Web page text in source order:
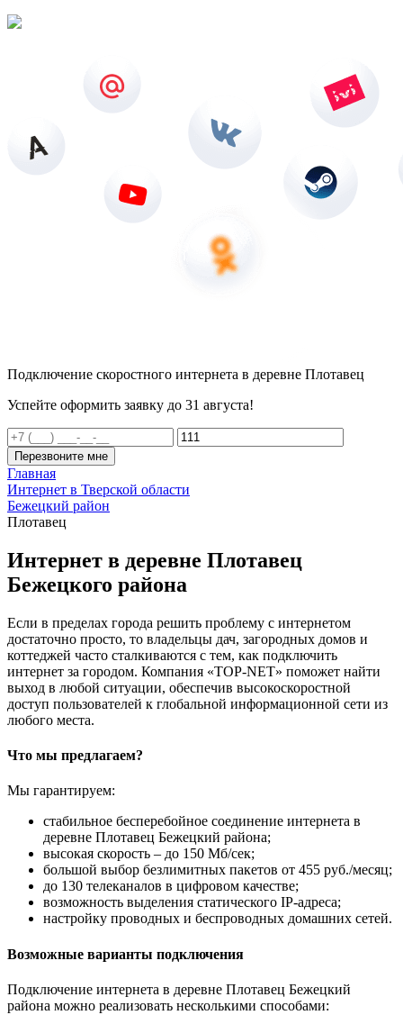
Подключение скоростного интернета в деревне Плотавец
Успейте оформить заявку до 31 августа!
Перезвоните мне
Главная
Интернет в Тверской области
Бежецкий район
Плотавец
Интернет в деревне Плотавец
Бежецкого района
Если в пределах города решить проблему с интернетом
достаточно просто, то владельцы дач, загородных домов и
коттеджей часто сталкиваются с тем, как подключить
интернет за городом. Компания «TOP-NET» поможет найти
выход в любой ситуации, обеспечив высокоскоростной
доступ пользователей к глобальной информационной сети из
любого места.
Что мы предлагаем?
Мы гарантируем:
стабильное бесперебойное соединение интернета в
деревне Плотавец Бежецкий района;
высокая скорость – до 150 Мб/сек;
большой выбор безлимитных пакетов от 455 руб./месяц;
до 130 телеканалов в цифровом качестве;
возможность выделения статического IP-адреса;
настройку проводных и беспроводных домашних сетей.
Возможные варианты подключения
Подключение интернета в деревне Плотавец Бежецкий
района можно реализовать несколькими способами: